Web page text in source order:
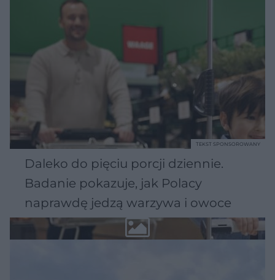
Daleko do pięciu porcji dziennie.
Badanie pokazuje, jak Polacy
naprawdę jedzą warzywa i owoce
TEKST SPONSOROWANY